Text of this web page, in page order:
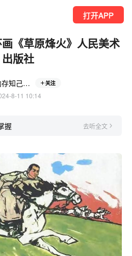
打开APP
《草原烽火》人民美术
出版社
海内存知己523 关注
8-11 10:14
握 去听全文